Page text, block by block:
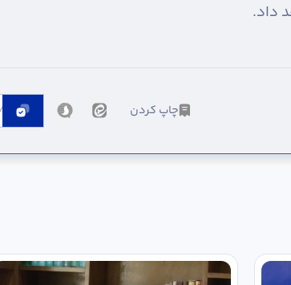
داد.
چاپ کردن